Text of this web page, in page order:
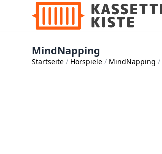
MindNapping
Startseite Hörspiele MindNapping